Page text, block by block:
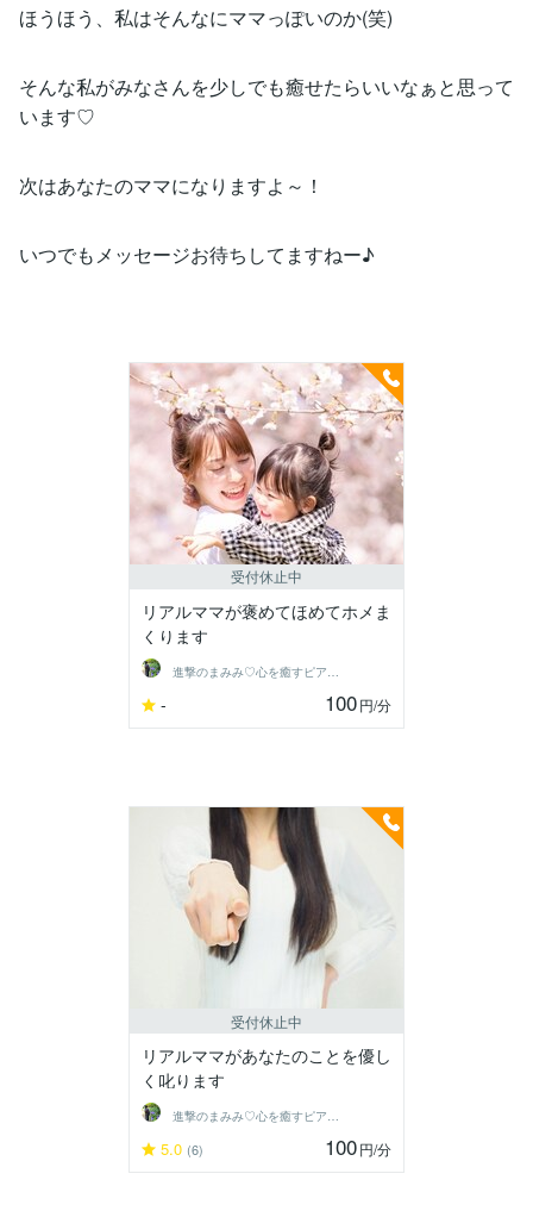
ほうほう、私はそんなにママっぽいのか(笑)
そんな私がみなさんを少しでも癒せたらいいなぁと思って
います♡
次はあなたのママになりますよ～！
いつでもメッセージお待ちしてますねー♪
受付休止中
リアルママが褒めてほめてホメま
くります
進撃のまみみ♡心を癒すピアヘルパー
- 100円/分
受付休止中
リアルママがあなたのことを優し
く叱ります
進撃のまみみ♡心を癒すピアヘルパー
5.0 (6) 100円/分